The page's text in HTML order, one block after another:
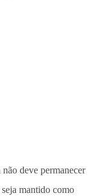
deve permanecer
mantido como